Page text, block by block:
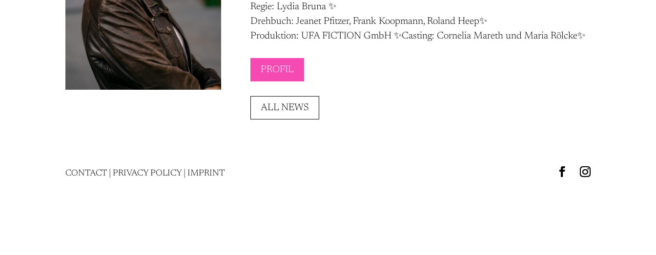
Regie: Lydia Bruna ✨
Drehbuch: Jeanet Pfitzer, Frank Koopmann, Roland Heep✨
Produktion: UFA FICTION GmbH ✨Casting: Cornelia Mareth und Maria Rölcke✨
PROFIL
ALL NEWS
CONTACT |PRIVACY POLICY |IMPRINT